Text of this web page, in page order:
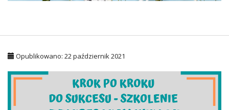
Opublikowano: 22 październik 2021